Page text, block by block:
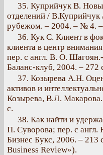
35. Куприйчук В.
отделений / В.Куприйчук
рубежом. – 2004. – № 4.
36. Кук С. Клиент в
клиента в центр
пер. с англ. В. О.
Баланс-клуб, 2004. – 272
37. Козырева А.Н.
активов и
Козырева, В.Л.
с.
38. Как найти и
П. Суворова; пер. с
Бизнес Букс, 2006. – 213
Business Review»).